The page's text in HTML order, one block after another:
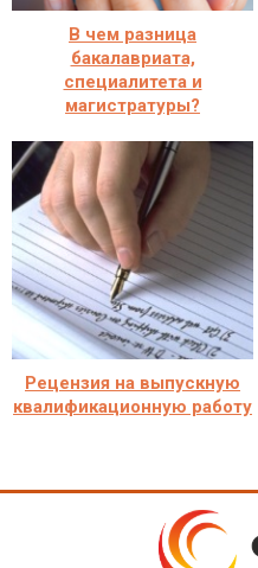
В чем разница
бакалавриата,
специалитета и
магистратуры?
Рецензия на выпускную
квалификационную работу